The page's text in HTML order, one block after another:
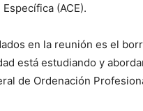
(ACE).
en la reunión es el
está estudiando y
de Ordenación